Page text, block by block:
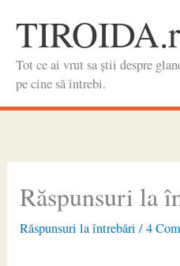
content
Tot ce ai vrut sa știi despre
pe cine să întrebi.
Răspunsuri la
Răspunsuri la întrebări /4